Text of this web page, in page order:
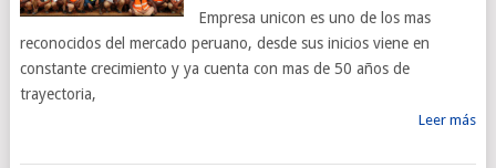
Empresa unicon es uno de los mas
reconocidos del mercado peruano, desde sus inicios viene en
constante crecimiento y ya cuenta con mas de 50 años de
trayectoria,
Leer más